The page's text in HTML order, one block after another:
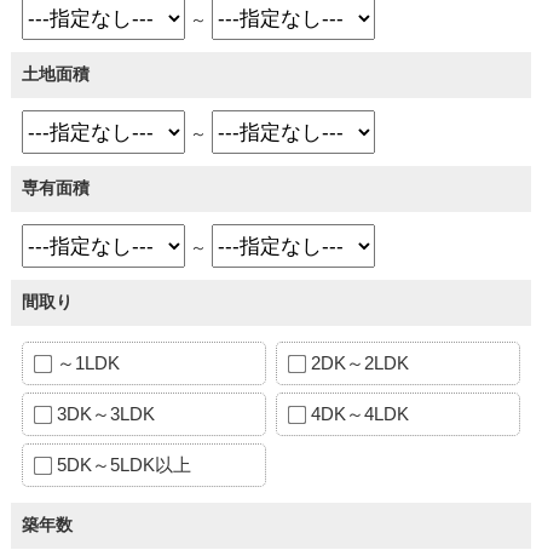
～
土地面積
～
専有面積
～
間取り
～1LDK 2DK～2LDK
3DK～3LDK 4DK～4LDK
5DK～5LDK以上
築年数